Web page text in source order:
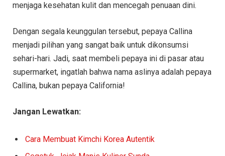
menjaga kesehatan kulit dan mencegah penuaan dini.
Dengan segala keunggulan tersebut, pepaya Callina
menjadi pilihan yang sangat baik untuk dikonsumsi
sehari-hari. Jadi, saat membeli pepaya ini di pasar atau
supermarket, ingatlah bahwa nama aslinya adalah pepaya
Callina, bukan pepaya California!
Jangan Lewatkan:
Cara Membuat Kimchi Korea Autentik